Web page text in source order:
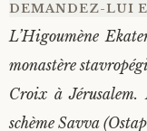
DEMANDEZ-LUI
L’Higoumène
monastère
Croix à
schème Savva